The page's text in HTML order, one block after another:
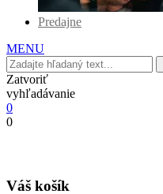
Predajne
MENU
Zatvoriť
vyhľadávanie
0
0
Váš košík